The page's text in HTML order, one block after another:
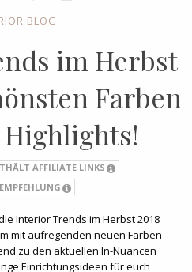
BLOG
im Herbst
Farben
AFFILIATE LINKS
Interior Trends im Herbst 2018
mit aufregenden neuen Farben
zu den aktuellen In-Nuancen
Einrichtungsideen für euch